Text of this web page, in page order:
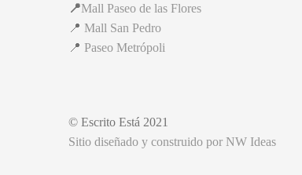
📍Mall Paseo de las Flores
📍 Mall San Pedro
📍 Paseo Metrópoli
© Escrito Está 2021
Sitio diseñado y construido por NW Ideas